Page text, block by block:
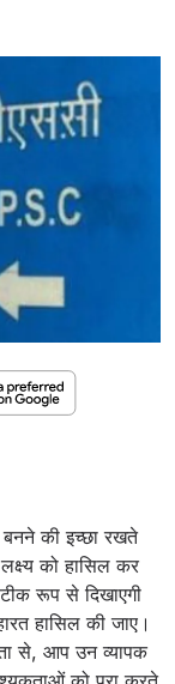
की इच्छा रखते
को हासिल कर
रूप से दिखाएगी
हासिल की जाए।
से, आप उन व्यापक